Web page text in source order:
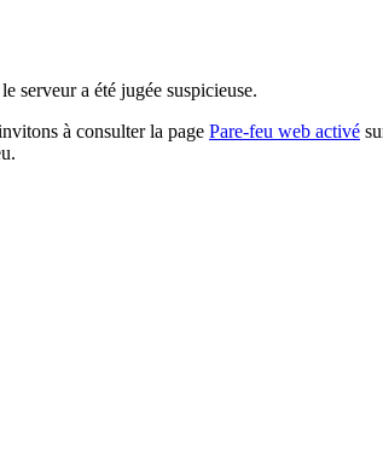
serveur a été jugée suspicieuse.
à consulter la page Pare-feu web activé